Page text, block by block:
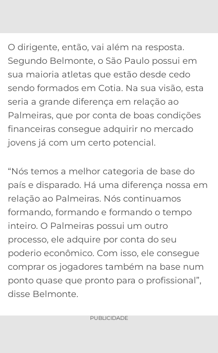
ATLÉTICO
MG
CRUZEIRO
O dirigente, então, vai além na resposta.
Segundo Belmonte, o São Paulo possui em
sua maioria atletas que estão desde cedo
sendo formados em Cotia. Na sua visão, esta
seria a grande diferença em relação ao
Palmeiras, que por conta de boas condições
financeiras consegue adquirir no mercado
jovens já com um certo potencial.
“Nós temos a melhor categoria de base do
país e disparado. Há uma diferença nossa em
relação ao Palmeiras. Nós continuamos
formando, formando e formando o tempo
inteiro. O Palmeiras possui um outro
processo, ele adquire por conta do seu
poderio econômico. Com isso, ele consegue
comprar os jogadores também na base num
ponto quase que pronto para o profissional”,
disse Belmonte.
PUBLICIDADE